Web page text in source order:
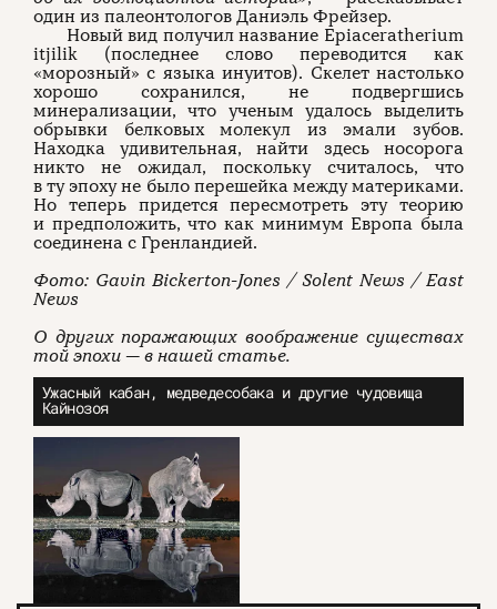
один из палеонтологов Даниэль Фрейзер.
Новый вид получил название Epiaceratherium
itjilik (последнее слово переводится как
«морозный» с языка инуитов). Скелет настолько
хорошо сохранился, не подвергшись
минерализации, что ученым удалось выделить
обрывки белковых молекул из эмали зубов.
Находка удивительная, найти здесь носорога
никто не ожидал, поскольку считалось, что
в ту эпоху не было перешейка между материками.
Но теперь придется пересмотреть эту теорию
и предположить, что как минимум Европа была
соединена с Гренландией.
Фото: Gavin Bickerton-Jones / Solent News / East
News
О других поражающих воображение существах
той эпохи — в нашей статье.
Ужасный кабан, медведесобака и другие чудовища
Кайнозоя